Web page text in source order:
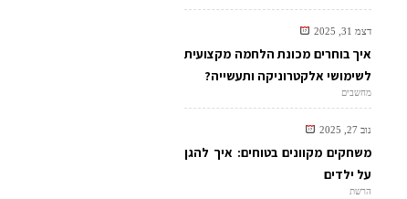
דצמ 31, 2025
איך בוחרים מכונת הלחמה מקצועית
לשימושי אלקטרוניקה ותעשייה?
מחשבים
נוב 27, 2025
משחקים מקוונים בטוחים: איך להגן
על ילדים
הרשת